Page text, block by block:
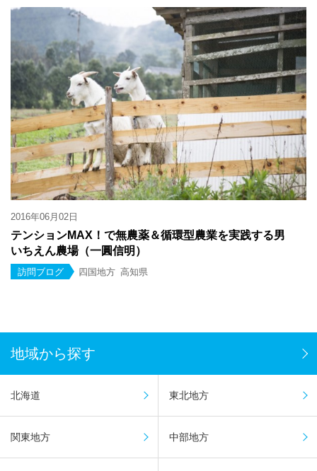
2016年06月02日
テンションMAX！で無農薬＆循環型農業を実践する男
いちえん農場（一圓信明）
訪問ブログ 四国地方 高知県
地域から探す
北海道 東北地方
関東地方 中部地方